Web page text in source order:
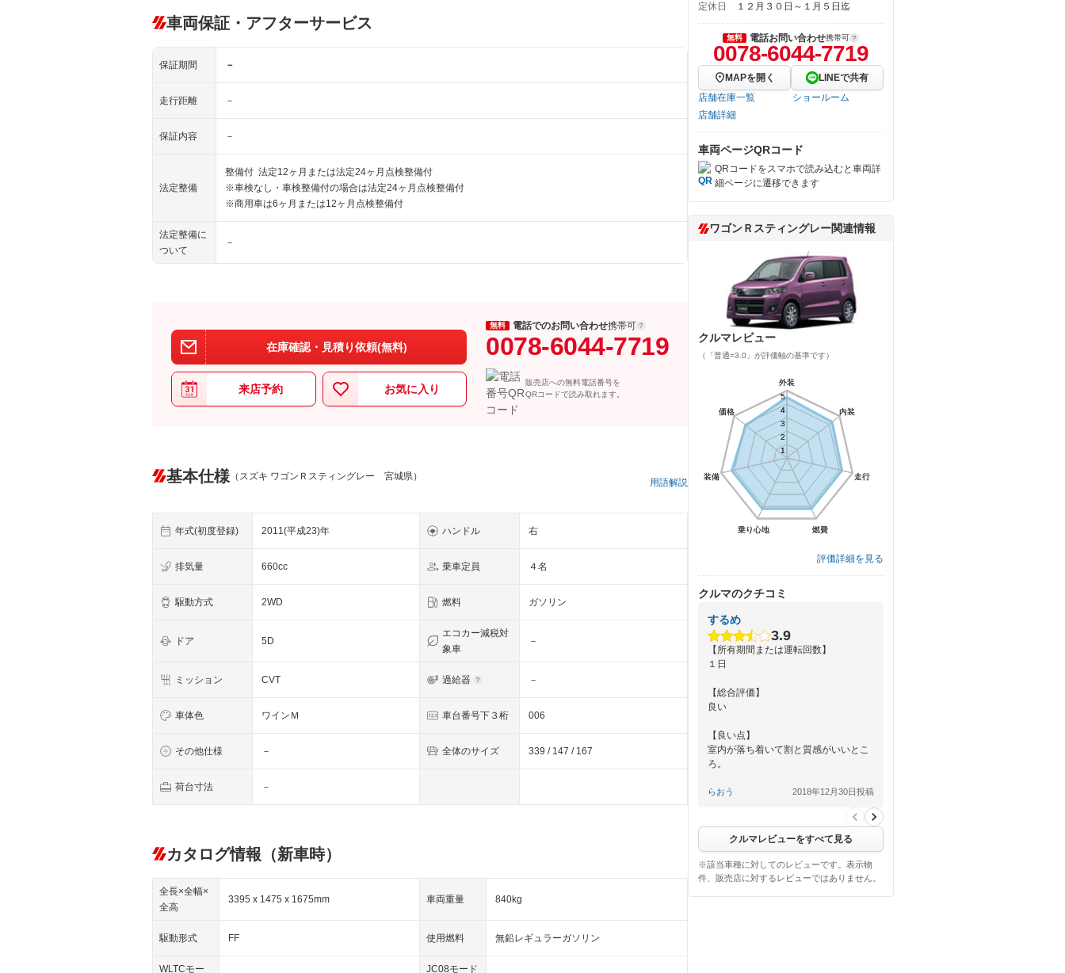
車両保証・アフターサービス
保証期間 －
走行距離 －
保証内容 －
法定整備
整備付 法定12ヶ月または法定24ヶ月点検整備付
※車検なし・車検整備付の場合は法定24ヶ月点検整備付
※商用車は6ヶ月または12ヶ月点検整備付
法定整備に
ついて
－
在庫確認・見積り依頼(無料)
来店予約 お気に入り
無料 電話でのお問い合わせ携帯可
0078-6044-7719
販売店への無料電話番号を
QRコードで読み取れます。
基本仕様 （スズキ ワゴンＲスティングレー 宮城県）
用語解説
年式(初度登録) 2011(平成23)年 ハンドル 右
排気量 660cc 乗車定員 ４名
駆動方式 2WD 燃料 ガソリン
ドア 5D
エコカー減税対
象車
－
ミッション CVT 過給器 －
車体色 ワインＭ 車台番号下３桁 006
その他仕様 － 全体のサイズ 339 / 147 / 167
荷台寸法 －
カタログ情報（新車時）
全長×全幅×
全高
3395 x 1475 x 1675mm 車両重量 840kg
駆動形式 FF 使用燃料 無鉛レギュラーガソリン
WLTCモー JC08モード
定休日
１２月３０日～１月５日迄
無料 電話お問い合わせ携帯可
0078-6044-7719
MAPを開く
LINEで共有
店舗在庫一覧
ショールーム
店舗詳細
車両ページQRコード
QRコードをスマホで読み込むと車両詳
細ページに遷移できます
ワゴンＲスティングレー関連情報
クルマレビュー
（「普通=3.0」が評価軸の基準です）
外装
内装
走行
燃費
乗り心地
装備
価格
1
2
3
4
5
外装
内装
走行
燃費
乗り心地
装備
価格
1
2
3
4
5
評価詳細を見る
クルマのクチコミ
するめ
3.9
【所有期間または運転回数】
１日
【総合評価】
良い
【良い点】
室内が落ち着いて割と質感がいいとこ
ろ。
【悪い点】
らおう 2018年12月30日投稿
クルマレビューをすべて見る
※該当車種に対してのレビューです。表示物
件、販売店に対するレビューではありません。